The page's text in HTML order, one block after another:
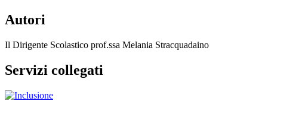
Autori
Il Dirigente Scolastico prof.ssa Melania Stracquadaino
Servizi collegati